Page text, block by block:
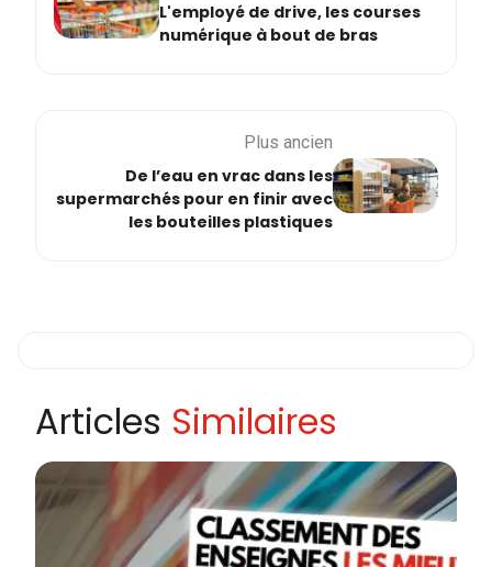
L'employé de drive, les courses
numérique à bout de bras
Plus ancien
De l’eau en vrac dans les
supermarchés pour en finir avec
les bouteilles plastiques
Articles Similaires